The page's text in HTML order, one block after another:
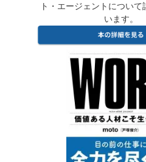
ト・エージェントについて
います。